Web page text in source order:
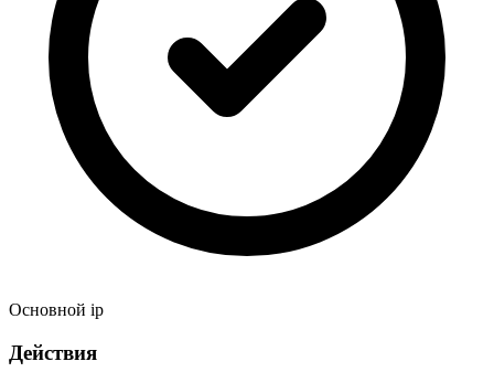
Основной ip
Действия